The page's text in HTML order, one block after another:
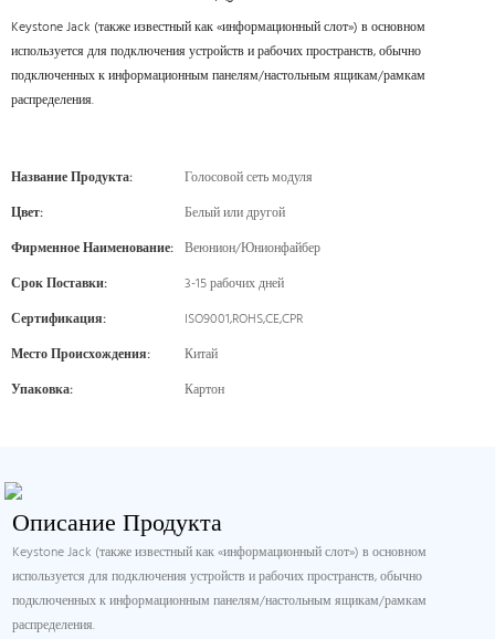
Keystone Jack (также известный как «информационный слот») в основном
используется для подключения устройств и рабочих пространств, обычно
подключенных к информационным панелям/настольным ящикам/рамкам
распределения.
Название Продукта:
Голосовой сеть модуля
Цвет:
Белый или другой
Фирменное Наименование: Веюнион/Юнионфайбер
Срок Поставки:
3-15 рабочих дней
Сертификация:
ISO9001,ROHS,CE,CPR
Место Происхождения:
Китай
Упаковка:
Картон
Описание Продукта
Keystone Jack (также известный как «информационный слот») в основном
используется для подключения устройств и рабочих пространств, обычно
подключенных к информационным панелям/настольным ящикам/рамкам
распределения.